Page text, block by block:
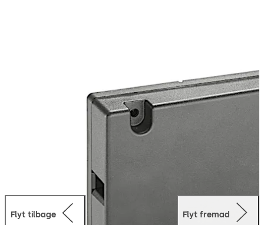
Flyt tilbage Flyt fremad